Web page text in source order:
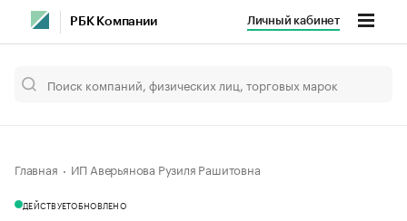
РБК Компании Личный кабинет
Главная ИП Аверьянова Рузиля Рашитовна
ДЕЙСТВУЕТОБНОВЛЕНО